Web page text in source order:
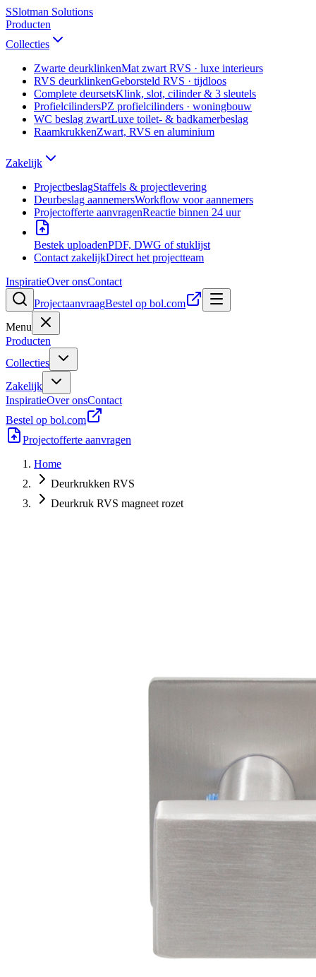
SSlotman Solutions
Producten
Collecties
Zwarte deurklinkenMat zwart RVS · luxe interieurs
RVS deurklinkenGeborsteld RVS · tijdloos
Complete deursetsKlink, slot, cilinder & 3 sleutels
ProfielcilindersPZ profielcilinders · woningbouw
WC beslag zwartLuxe toilet- & badkamerbeslag
RaamkrukkenZwart, RVS en aluminium
Zakelijk
ProjectbeslagStaffels & projectlevering
Deurbeslag aannemersWorkflow voor aannemers
Projectofferte aanvragenReactie binnen 24 uur
Bestek uploadenPDF, DWG of stuklijst
Contact zakelijkDirect het projectteam
InspiratieOver onsContact
ProjectaanvraagBestel op bol.com
Menu
Producten
Collecties
Zakelijk
InspiratieOver onsContact
Bestel op bol.com
Projectofferte aanvragen
Home
Deurkrukken RVS
Deurkruk RVS magneet rozet